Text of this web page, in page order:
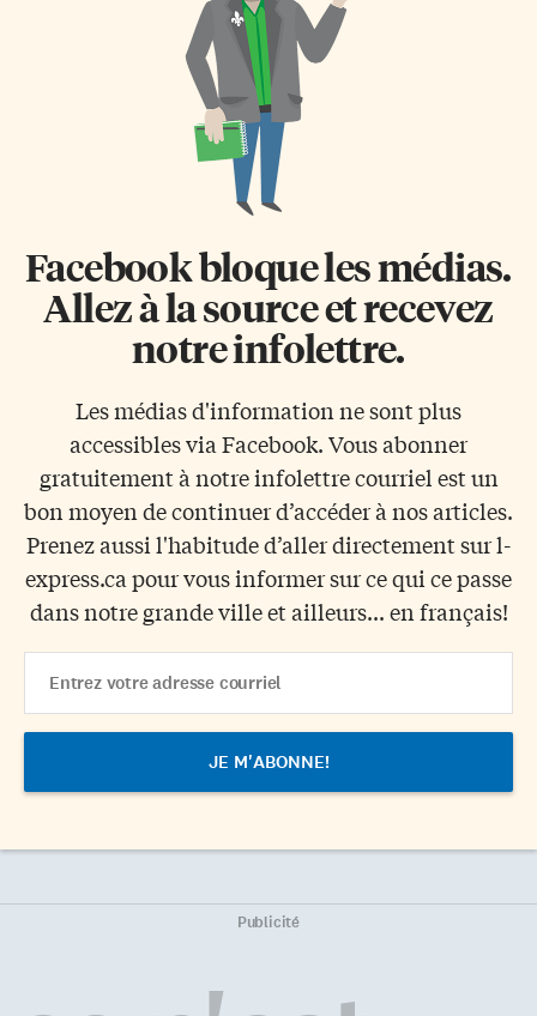
Facebook bloque les médias.
Allez à la source et recevez
notre infolettre.
Les médias d'information ne sont plus
accessibles via Facebook. Vous abonner
gratuitement à notre infolettre courriel est un
bon moyen de continuer d’accéder à nos articles.
Prenez aussi l'habitude d’aller directement sur l-
express.ca pour vous informer sur ce qui ce passe
dans notre grande ville et ailleurs... en français!
Address
Publicité